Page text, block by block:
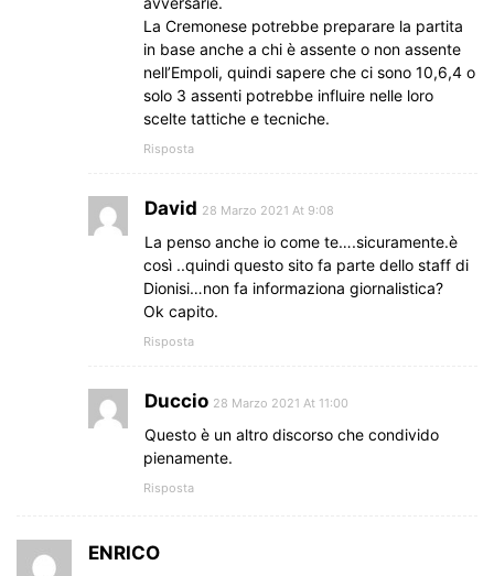
La Cremonese potrebbe preparare la partita
in base anche a chi è assente o non assente
nell’Empoli, quindi sapere che ci sono 10,6,4 o
solo 3 assenti potrebbe influire nelle loro
scelte tattiche e tecniche.
Risposta
David 28 Marzo 2021 At 9:08
La penso anche io come te….sicuramente.è
così ..quindi questo sito fa parte dello staff di
Dionisi…non fa informaziona giornalistica?
Ok capito.
Risposta
Duccio 28 Marzo 2021 At 11:00
Questo è un altro discorso che condivido
pienamente.
Risposta
ENRICO